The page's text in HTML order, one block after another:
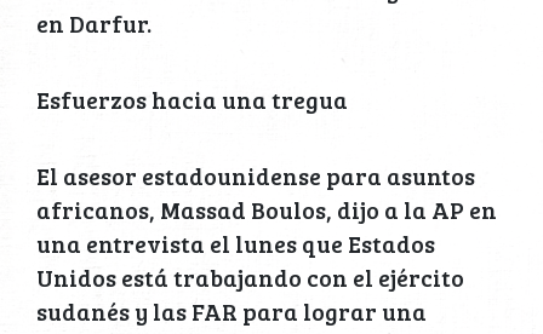
en Darfur.
Esfuerzos hacia una tregua
El asesor estadounidense para asuntos
africanos, Massad Boulos, dijo a la AP en
una entrevista el lunes que Estados
Unidos está trabajando con el ejército
sudanés y las FAR para lograr una